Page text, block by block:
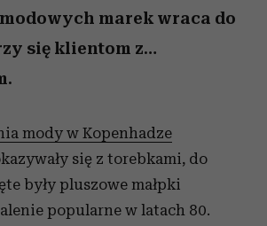
marek wraca do
się klientom z…
mody w Kopenhadze
się z torebkami, do
były pluszowe małpki
popularne w latach 80.